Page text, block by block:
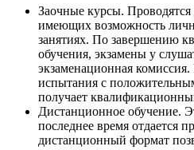
Заочные курсы.
имеющих возможность
занятиях. По завершению
обучения, экзамены у
экзаменационная
испытания с
получает
Дистанционное обучение.
последнее время отдается
дистанционный формат